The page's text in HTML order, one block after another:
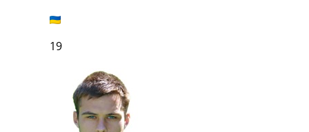
19